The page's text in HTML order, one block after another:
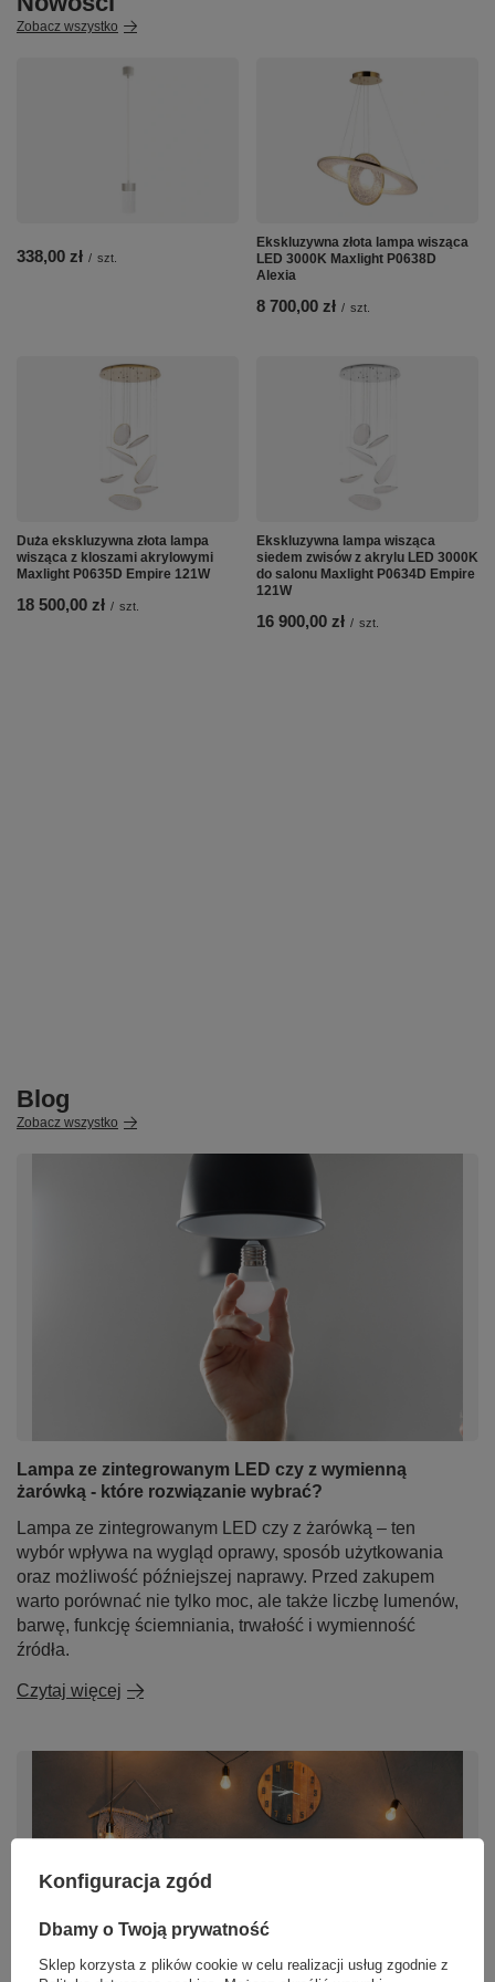
Zobacz wszystko
338,00 zł / szt.
Ekskluzywna złota lampa wisząca
LED 3000K Maxlight P0638D
Alexia
8 700,00 zł / szt.
Duża ekskluzywna złota lampa
wisząca z kloszami akrylowymi
Maxlight P0635D Empire 121W
18 500,00 zł / szt.
Ekskluzywna lampa wisząca
siedem zwisów z akrylu LED 3000K
do salonu Maxlight P0634D Empire
121W
16 900,00 zł / szt.
Blog
Zobacz wszystko
Lampa ze zintegrowanym LED czy z wymienną
żarówką - które rozwiązanie wybrać?
Lampa ze zintegrowanym LED czy z żarówką – ten
wybór wpływa na wygląd oprawy, sposób użytkowania
oraz możliwość późniejszej naprawy. Przed zakupem
warto porównać nie tylko moc, ale także liczbę lumenów,
barwę, funkcję ściemniania, trwałość i wymienność
źródła.
Czytaj więcej
Konfiguracja zgód
Dbamy o Twoją prywatność
Sklep korzysta z plików cookie w celu realizacji usług zgodnie z